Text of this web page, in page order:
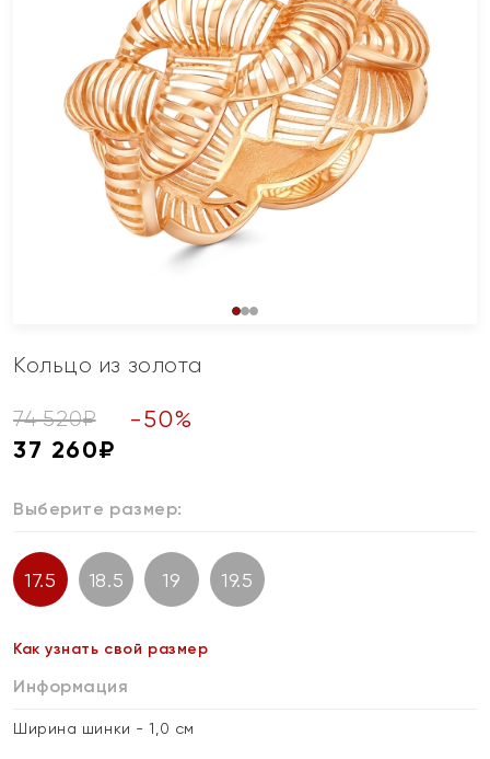
Кольцо из золота
74 520₽ -50%
37 260₽
Выберите размер:
17.5 18.5 19 19.5
Как узнать свой размер
Информация
Ширина шинки - 1,0 см